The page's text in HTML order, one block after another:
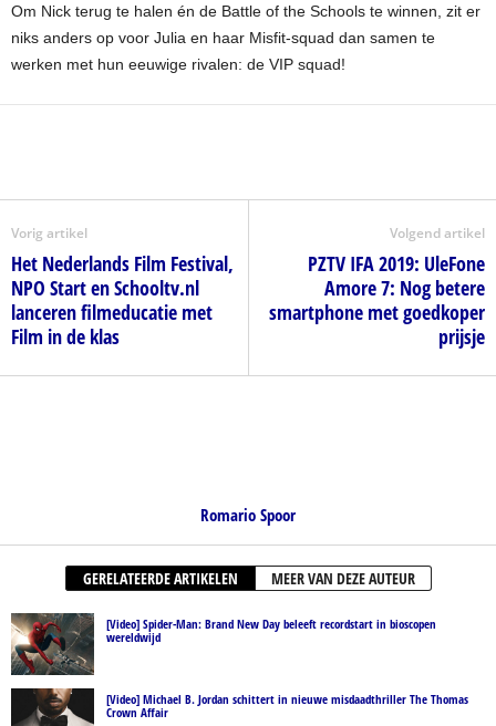
Om Nick terug te halen én de Battle of the Schools te winnen, zit er
niks anders op voor Julia en haar Misfit-squad dan samen te
werken met hun eeuwige rivalen: de VIP squad!
Vorig artikel
Het Nederlands Film Festival,
NPO Start en Schooltv.nl
lanceren filmeducatie met
Film in de klas
Volgend artikel
PZTV IFA 2019: UleFone
Amore 7: Nog betere
smartphone met goedkoper
prijsje
Romario Spoor
GERELATEERDE ARTIKELEN MEER VAN DEZE AUTEUR
[Video] Spider-Man: Brand New Day beleeft recordstart in bioscopen
wereldwijd
[Video] Michael B. Jordan schittert in nieuwe misdaadthriller The Thomas
Crown Affair